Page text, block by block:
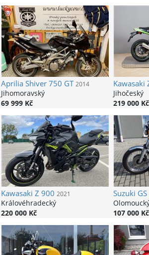
ApriliaShiver 750 GT 2014
Jihomoravský
69 999 Kč
Kawasaki
Jihočeský
219 000 Kč
Kawasaki Z 900 2021
Královéhradecký
220 000 Kč
Suzuki
107 000 Kč